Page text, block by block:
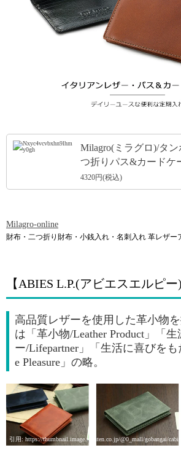
Milagro(ミラグロ)/タ
つ折りパス&カードケ
4320円(税込)
Milagro-online
財布・二つ折り財布・小銭入れ・名刺入れ 革レザー
【ABIES L.P.(アビエスエルピー)
高品質レザーを使用した革小物を
は「革小物/Leather Product」「
ー/Lifepartner」「生活に喜びを
e Pleasure」の略。
引用: https://thumbnail.image.rakuten.co.jp/@0_mall/gobangai/